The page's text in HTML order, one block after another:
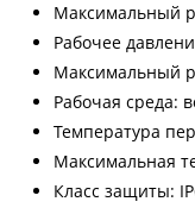
Максимальный
Рабочее
Максимальный
Рабочая среда:
Температура
Максимальная
Класс защиты: